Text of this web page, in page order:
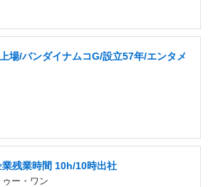
場/バンダイナムコG/設立57年/エンタメ
残業時間 10h/10時出社
ー・ワン